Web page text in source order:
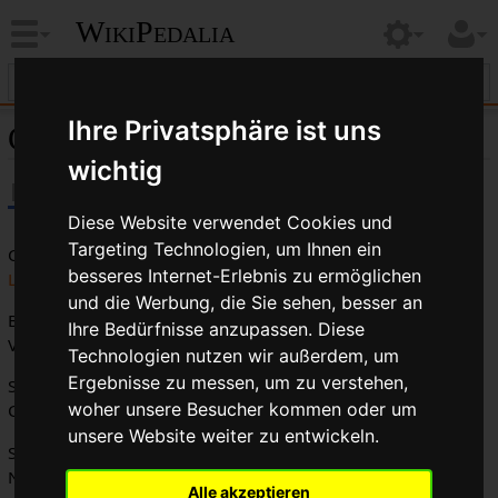
Ihre Privatsphäre ist uns
wichtig
Diese Website verwendet Cookies und
Targeting Technologien, um Ihnen ein
besseres Internet-Erlebnis zu ermöglichen
und die Werbung, die Sie sehen, besser an
Ihre Bedürfnisse anzupassen. Diese
Technologien nutzen wir außerdem, um
Ergebnisse zu messen, um zu verstehen,
woher unsere Besucher kommen oder um
unsere Website weiter zu entwickeln.
Alle akzeptieren
WikiPedalia
Cinelli
Cinelli ist ein bedeutenderitalienischerHersteller von
Lenkern,VorbautenundRahmen.
Bekanntheit hat Cinelli vor allem durch seine Lenker,
Vorbauten und Muffen
erlangt.
So gut wie alle Top-Rennräder der 1970er Jahre waren mit
Cinelli-Lenkern und -Vorbauten ausgestattet
Sie waren Wegbereiter des Kunstleder-Sattels unter dem
Namen Unica.